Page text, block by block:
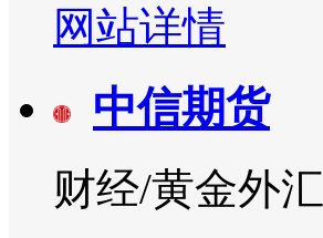
网站详情
中信期货
财经/黄金外汇